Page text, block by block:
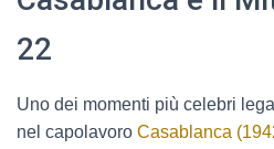
22
Uno dei momenti più celebri
nel capolavoro Casablanca